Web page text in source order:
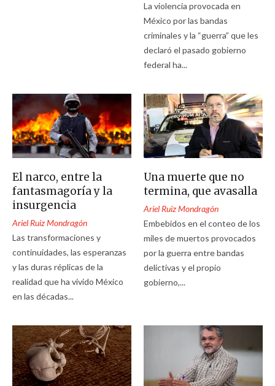
La violencia provocada en
México por las bandas
criminales y la “guerra” que les
declaró el pasado gobierno
federal ha...
El narco, entre la
fantasmagoría y la
insurgencia
Ariel Ruiz Mondragón
Las transformaciones y
continuidades, las esperanzas
y las duras réplicas de la
realidad que ha vivido México
en las décadas...
Una muerte que no
termina, que avasalla
Ariel Ruiz Mondragón
Embebidos en el conteo de los
miles de muertos provocados
por la guerra entre bandas
delictivas y el propio
gobierno,...